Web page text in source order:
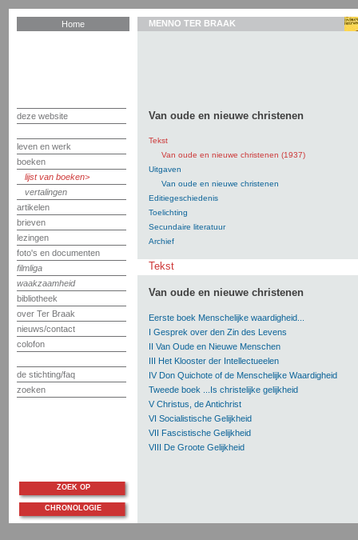
Home
deze website
leven en werk
boeken
lijst van boeken
vertalingen
artikelen
brieven
lezingen
foto's en documenten
filmliga
waakzaamheid
bibliotheek
over Ter Braak
nieuws/contact
colofon
de stichting/faq
zoeken
MENNO TER BRAAK
Van oude en nieuwe christenen
Tekst
Van oude en nieuwe christenen (1937)
Uitgaven
Van oude en nieuwe christenen
Editiegeschiedenis
Toelichting
Secundaire literatuur
Archief
Tekst
Van oude en nieuwe christenen
Eerste boek Menschelijke waardigheid...
I Gesprek over den Zin des Levens
II Van Oude en Nieuwe Menschen
III Het Klooster der Intellectueelen
IV Don Quichote of de Menschelijke Waardigheid
Tweede boek ...Is christelijke gelijkheid
V Christus, de Antichrist
VI Socialistische Gelijkheid
VII Fascistische Gelijkheid
VIII De Groote Gelijkheid
ZOEK OP
CHRONOLOGIE